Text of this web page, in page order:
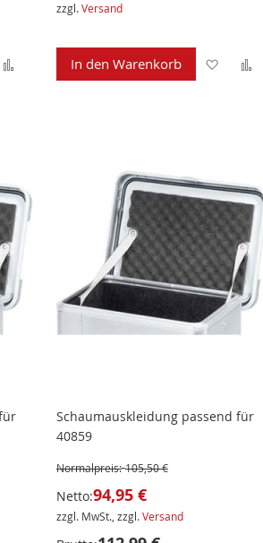
zzgl.Versand
In den Warenkorb
Zur
Schaumauskleidung passend für
40859
Normalpreis: 105,50 €
Netto:94,95 €
zzgl. MwSt., zzgl.Versand